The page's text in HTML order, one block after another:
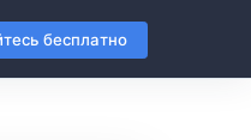
бесплатно